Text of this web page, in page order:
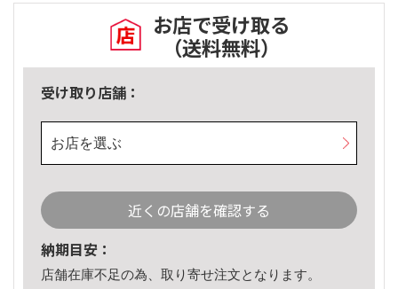
お店で受け取る
（送料無料）
受け取り店舗：
お店を選ぶ
近くの店舗を確認する
納期目安：
店舗在庫不足の為、取り寄せ注文となります。